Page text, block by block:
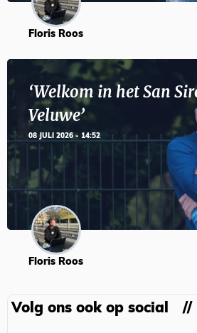
Floris Roos
‘Welkom in het San
Veluwe’
08 JULI 2026 - 14:52
Floris Roos
Volg ons ook op social